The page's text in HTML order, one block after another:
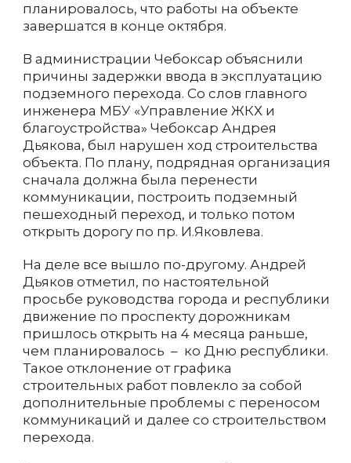
планировалось, что работы на объекте
завершатся в конце октября.
В администрации Чебоксар объяснили
причины задержки ввода в эксплуатацию
подземного перехода. Со слов главного
инженера МБУ «Управление ЖКХ и
благоустройства» Чебоксар Андрея
Дьякова, был нарушен ход строительства
объекта. По плану, подрядная организация
сначала должна была перенести
коммуникации, построить подземный
пешеходный переход, и только потом
открыть дорогу по пр. И.Яковлева.
На деле все вышло по-другому. Андрей
Дьяков отметил, по настоятельной
просьбе руководства города и республики
движение по проспекту дорожникам
пришлось открыть на 4 месяца раньше,
чем планировалось – ко Дню республики.
Такое отклонение от графика
строительных работ повлекло за собой
дополнительные проблемы с переносом
коммуникаций и далее со строительством
перехода.